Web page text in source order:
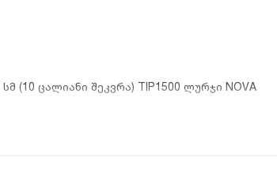
(10 ცალიანი შეკვრა) TIP1500 ლურჯი NOVA